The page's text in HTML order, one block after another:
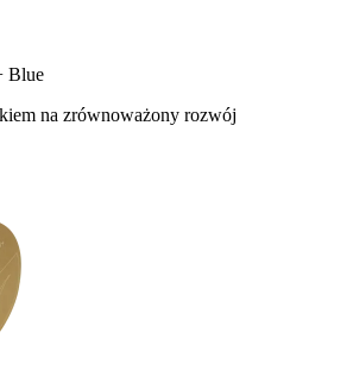
Blue
na zrównoważony rozwój